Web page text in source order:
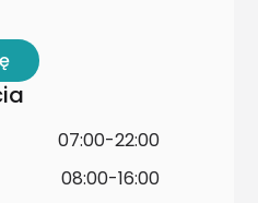
07:00-22:00
08:00-16:00